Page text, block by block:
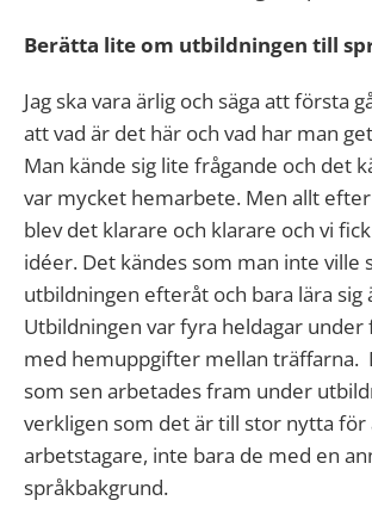
Berätta lite om utbildningen till
Jag ska vara ärlig och säga att första
att vad är det här och vad har man
Man kände sig lite frågande och det
var mycket hemarbete. Men allt
blev det klarare och klarare och vi
idéer. Det kändes som man inte ville
utbildningen efteråt och bara lära sig
Utbildningen var fyra heldagar
med hemuppgifter mellan träffarna.
som sen arbetades fram under
verkligen som det är till stor nytta för
arbetstagare, inte bara de med en
språkbakgrund.